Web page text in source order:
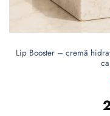
Lip Booster – cremă